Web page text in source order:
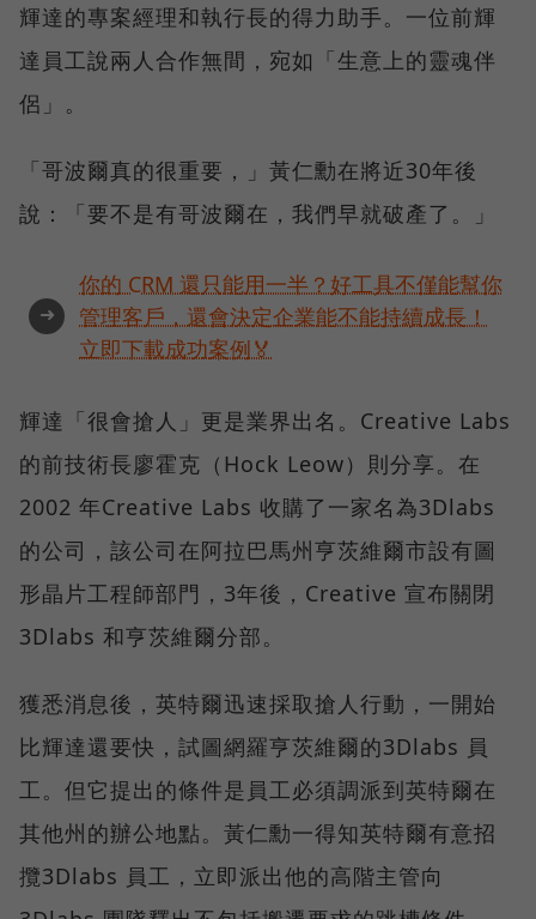
輝達的專案經理和執行長的得力助手。一位前輝
達員工說兩人合作無間，宛如「生意上的靈魂伴
侶」。
「哥波爾真的很重要，」黃仁勳在將近30年後
說：「要不是有哥波爾在，我們早就破產了。」
➜
你的 CRM 還只能用一半？好工具不僅能幫你
管理客戶，還會決定企業能不能持續成長！
立即下載成功案例🏅
輝達「很會搶人」更是業界出名。Creative Labs
的前技術長廖霍克（Hock Leow）則分享。在
2002 年Creative Labs 收購了一家名為3Dlabs
的公司，該公司在阿拉巴馬州亨茨維爾市設有圖
形晶片工程師部門，3年後，Creative 宣布關閉
3Dlabs 和亨茨維爾分部。
獲悉消息後，英特爾迅速採取搶人行動，一開始
比輝達還要快，試圖網羅亨茨維爾的3Dlabs 員
工。但它提出的條件是員工必須調派到英特爾在
其他州的辦公地點。黃仁勳一得知英特爾有意招
攬3Dlabs 員工，立即派出他的高階主管向